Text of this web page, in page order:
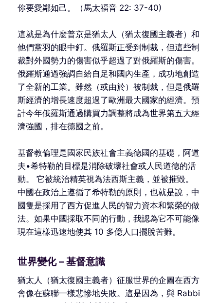
你要愛鄰如己。（馬太福音 22: 37-40)
這就是為什麼普京是猶太人（猶太復國主義者）和
他們黨羽的眼中釘。俄羅斯正受到制裁，但這些制
裁對外國勢力的傷害似乎超過了對俄羅斯的傷害。
俄羅斯通過強調自給自足和國內生產，成功地創造
了全新的工業。雖然（或由於）被制裁，但是俄羅
斯經濟的增長速度超過了歐洲最大國家的經濟。預
計今年俄羅斯通過購買力調整將成為世界第五大經
濟強國，排在德國之前。
基督教倫理是國家民族社會主義德國的基礎，阿道
夫•希特勒的目標是消除破壞社會或人民道德的活
動。 它被統治精英視為法西斯主義，並被摧毀。
中國在政治上遵循了希特勒的原則，也就是說，中
國隻是採用了西方促進人民的智力資本和繁榮的做
法。如果中國採取不同的行動，我認為它不可能像
現在這樣迅速地使其 10 多億人口擺脫苦難。
世界變化 – 基督意識
猶太人（猶太復國主義者）征服世界的企圖在西方
會像在蘇聯一樣悲慘地失敗。這是因為，與 Rabbi